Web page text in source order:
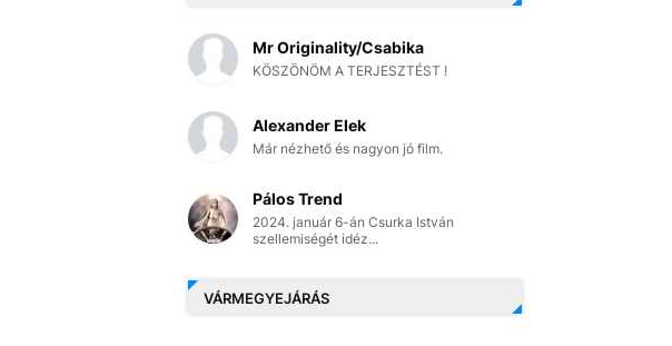
Mr Originality/Csabika
KÖSZÖNÖM A TERJESZTÉST !
Alexander Elek
Már nézhető és nagyon jó film.
Pálos Trend
2024. január 6-án Csurka István
szellemiségét idéz...
VÁRMEGYEJÁRÁS